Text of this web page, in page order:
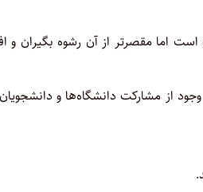
اما مقصرتر از آن رشوه بگیران و
وجود از مشارکت دانشگاه‌ها و